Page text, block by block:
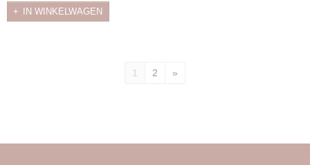
IN WINKELWAGEN
1 2 »